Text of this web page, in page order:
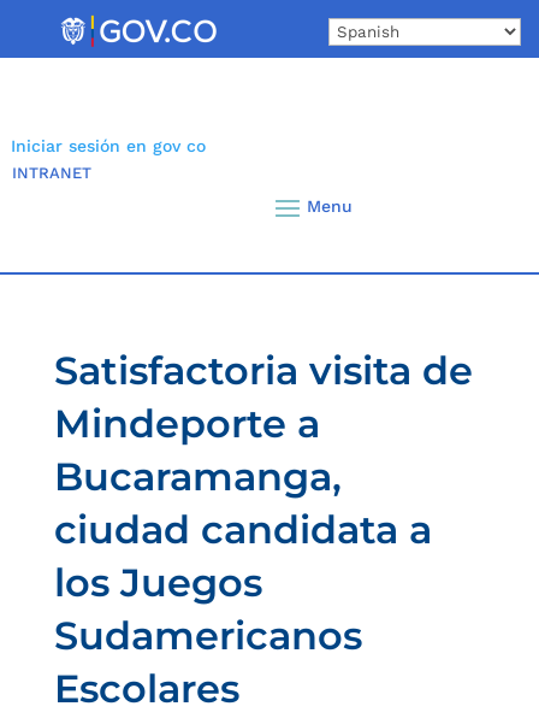
Iniciar sesión en gov co
INTRANET
Satisfactoria visita de
Mindeporte a
Bucaramanga,
ciudad candidata a
los Juegos
Sudamericanos
Escolares